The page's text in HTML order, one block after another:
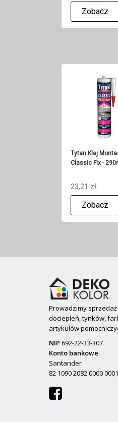
Zobacz
Tytan Klej
Classic Fix -
23,21 zł
Zobacz
Prowadzimy
dociepleń, tynków,
artykułów
NIP 692-22-33-307
Konto bankowe
Santander
82 1090 2082 0000
